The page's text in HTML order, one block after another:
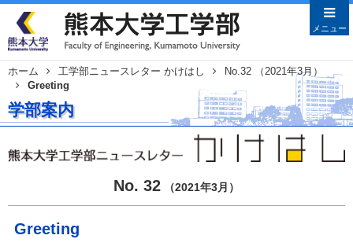
メニュー
ホーム 工学部ニュースレター かけはし
No.32 （2021年3月）
Greeting
学部案内
No. 32 （2021年3月）
Greeting
メニューを閉じる
Japanese English
学部案内
沿革